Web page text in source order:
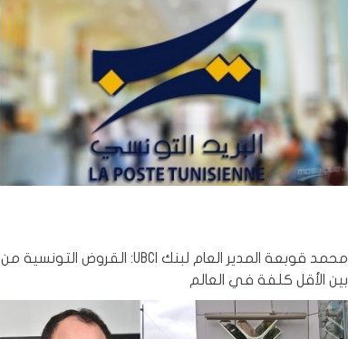
محمد قوبعة المدير العام لبنك UBCI: القروض التونسية من
بين الأقل كلفة في العالم